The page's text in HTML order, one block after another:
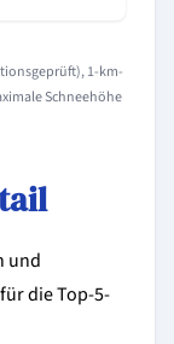
1-km-
Schneehöhe
und
die Top-5-